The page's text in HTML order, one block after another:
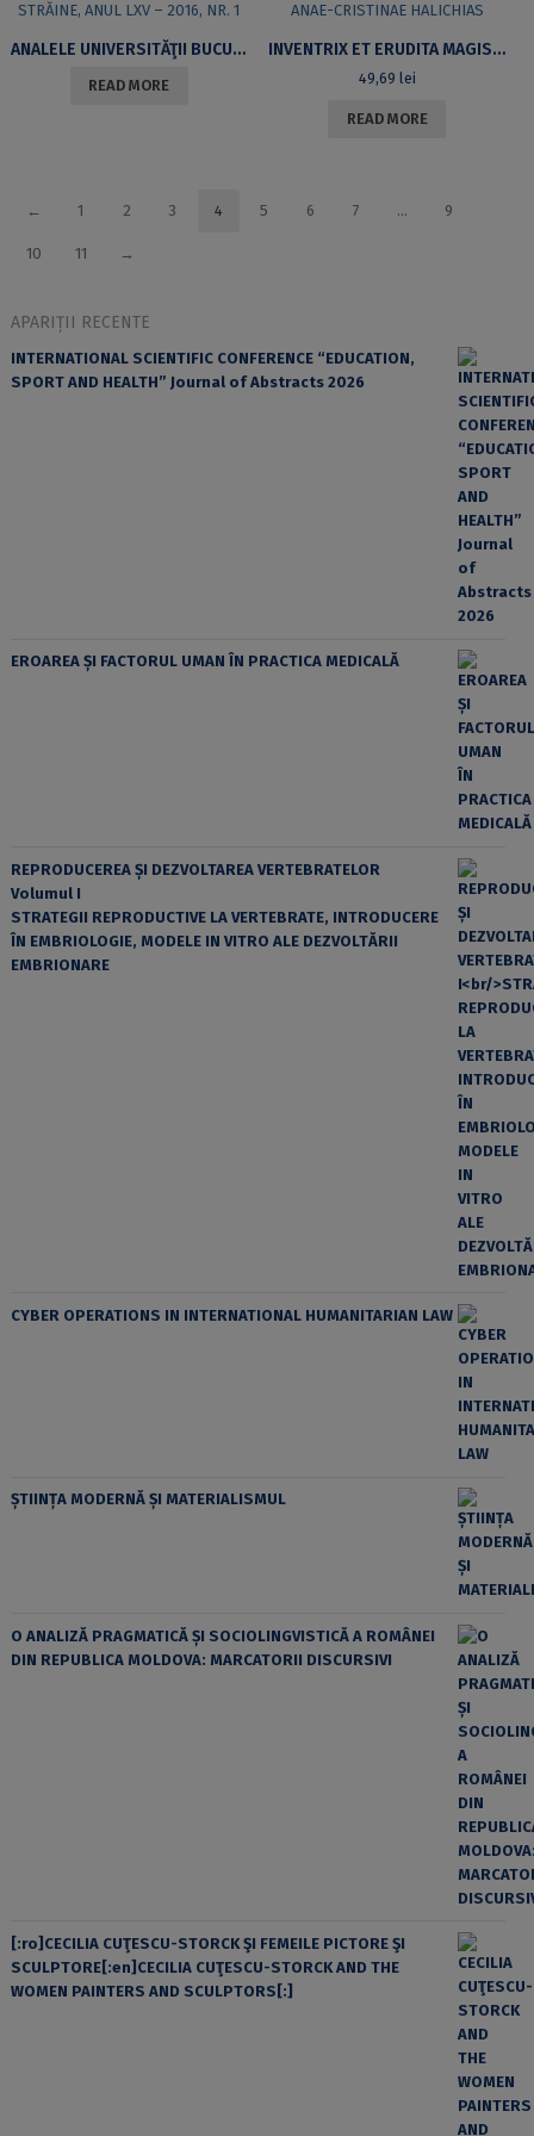
ANALELE UNIVERSITĂŢII BUCUREŞTI – LIMBI ŞI LITERATURI STRĂINE, ANUL LXV – 2016, NR. 1
READ MORE
INVENTRIX ET ERUDITA MAGISTRA. STUDIA IN HONOREM ANAE-CRISTINAE HALICHIAS
49,69 lei
READ MORE
← 1 2 3 4 5 6 7 … 9
10 11 →
APARIȚII RECENTE
INTERNATIONAL SCIENTIFIC CONFERENCE “EDUCATION,
SPORT AND HEALTH” Journal of Abstracts 2026
EROAREA ȘI FACTORUL UMAN ÎN PRACTICA MEDICALĂ
REPRODUCEREA ȘI DEZVOLTAREA VERTEBRATELOR
Volumul I
STRATEGII REPRODUCTIVE LA VERTEBRATE, INTRODUCERE
ÎN EMBRIOLOGIE, MODELE IN VITRO ALE DEZVOLTĂRII
EMBRIONARE
CYBER OPERATIONS IN INTERNATIONAL HUMANITARIAN LAW
ȘTIINȚA MODERNĂ ȘI MATERIALISMUL
O ANALIZĂ PRAGMATICĂ ȘI SOCIOLINGVISTICĂ A ROMÂNEI
DIN REPUBLICA MOLDOVA: MARCATORII DISCURSIVI
[:ro]CECILIA CUŢESCU-STORCK ŞI FEMEILE PICTORE ŞI
SCULPTORE[:en]CECILIA CUŢESCU-STORCK AND THE
WOMEN PAINTERS AND SCULPTORS[:]